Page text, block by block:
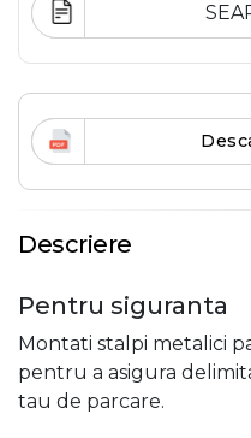
Descriere
Pentru siguranta
Montati stalpi metalici
pentru a asigura
tau de parcare.